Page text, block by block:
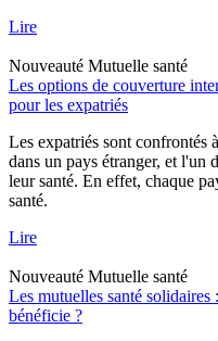
Lire
Nouveauté Mutuelle santé
Les options de couverture
pour les expatriés
Les expatriés sont confrontés
dans un pays étranger, et l'un
leur santé. En effet, chaque
santé.
Lire
Nouveauté Mutuelle santé
Les mutuelles santé
bénéficie ?